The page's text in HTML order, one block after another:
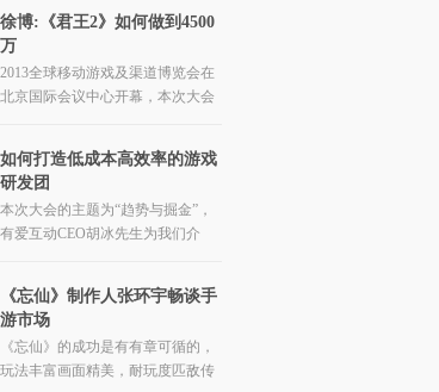
徐博:《君王2》如何做到4500
万
2013全球移动游戏及渠道博览会在
北京国际会议中心开幕，本次大会
如何打造低成本高效率的游戏
研发团
本次大会的主题为“趋势与掘金”，
有爱互动CEO胡冰先生为我们介
《忘仙》制作人张环宇畅谈手
游市场
《忘仙》的成功是有有章可循的，
玩法丰富画面精美，耐玩度匹敌传